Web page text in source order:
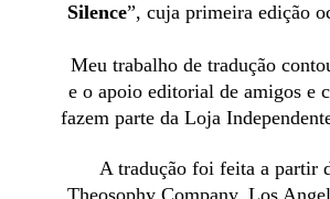
Silence”, cuja primeira edição
Meu trabalho de tradução
e o apoio editorial de amigos e
fazem parte da Loja
A tradução foi feita a partir